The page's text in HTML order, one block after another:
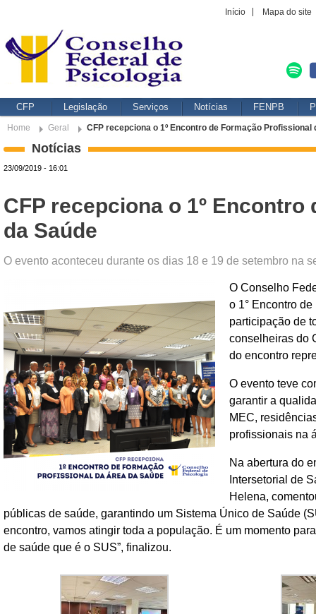
Início Mapa do site
CFP Legislação Serviços Notícias FENPB
Home Geral CFP recepciona o 1º Encontro de Formação Profissional
Notícias
23/09/2019 - 16:01
CFP recepciona o 1º
da Saúde
O evento aconteceu durante os dias 18 e 19 de setembro na
O Conselho
o 1° Encontro
participação de
conselheiras do
do encontro
O evento teve
garantir a
MEC,
profissionais na
Na abertura do
Intersetorial de
Helena,
públicas de saúde, garantindo um Sistema Único de Saúde
encontro, vamos atingir toda a população. É um momento
de saúde que é o SUS”, finalizou.